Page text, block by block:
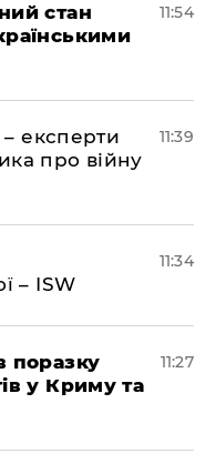
стан
11:54
– експерти
про війну
11:39
– ISW
11:34
поразку
у Криму та
11:27